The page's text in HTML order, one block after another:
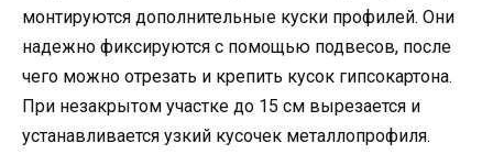
монтируются дополнительные куски профилей. Они
надежно фиксируются с помощью подвесов, после
чего можно отрезать и крепить кусок гипсокартона.
При незакрытом участке до 15 см вырезается и
устанавливается узкий кусочек металлопрофиля.